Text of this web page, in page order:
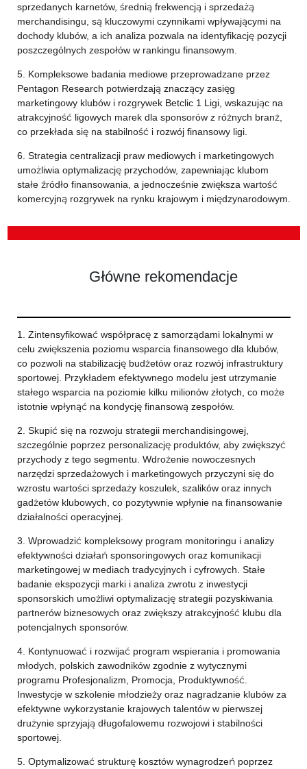
sprzedanych karnetów, średnią frekwencją i sprzedażą
merchandisingu, są kluczowymi czynnikami wpływającymi na
dochody klubów, a ich analiza pozwala na identyfikację pozycji
poszczególnych zespołów w rankingu finansowym.
5. Kompleksowe badania mediowe przeprowadzane przez
Pentagon Research potwierdzają znaczący zasięg
marketingowy klubów i rozgrywek Betclic 1 Ligi, wskazując na
atrakcyjność ligowych marek dla sponsorów z różnych branż,
co przekłada się na stabilność i rozwój finansowy ligi.
6. Strategia centralizacji praw mediowych i marketingowych
umożliwia optymalizację przychodów, zapewniając klubom
stałe źródło finansowania, a jednocześnie zwiększa wartość
komercyjną rozgrywek na rynku krajowym i międzynarodowym.
Główne rekomendacje
1. Zintensyfikować współpracę z samorządami lokalnymi w
celu zwiększenia poziomu wsparcia finansowego dla klubów,
co pozwoli na stabilizację budżetów oraz rozwój infrastruktury
sportowej. Przykładem efektywnego modelu jest utrzymanie
stałego wsparcia na poziomie kilku milionów złotych, co może
istotnie wpłynąć na kondycję finansową zespołów.
2. Skupić się na rozwoju strategii merchandisingowej,
szczególnie poprzez personalizację produktów, aby zwiększyć
przychody z tego segmentu. Wdrożenie nowoczesnych
narzędzi sprzedażowych i marketingowych przyczyni się do
wzrostu wartości sprzedaży koszulek, szalików oraz innych
gadżetów klubowych, co pozytywnie wpłynie na finansowanie
działalności operacyjnej.
3. Wprowadzić kompleksowy program monitoringu i analizy
efektywności działań sponsoringowych oraz komunikacji
marketingowej w mediach tradycyjnych i cyfrowych. Stałe
badanie ekspozycji marki i analiza zwrotu z inwestycji
sponsorskich umożliwi optymalizację strategii pozyskiwania
partnerów biznesowych oraz zwiększy atrakcyjność klubu dla
potencjalnych sponsorów.
4. Kontynuować i rozwijać program wspierania i promowania
młodych, polskich zawodników zgodnie z wytycznymi
programu Profesjonalizm, Promocja, Produktywność.
Inwestycje w szkolenie młodzieży oraz nagradzanie klubów za
efektywne wykorzystanie krajowych talentów w pierwszej
drużynie sprzyjają długofalowemu rozwojowi i stabilności
sportowej.
5. Optymalizować strukturę kosztów wynagrodzeń poprzez